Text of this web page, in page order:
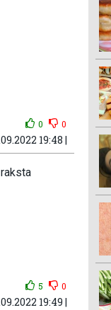
0 0
19:48 |
5 0
19:49 |